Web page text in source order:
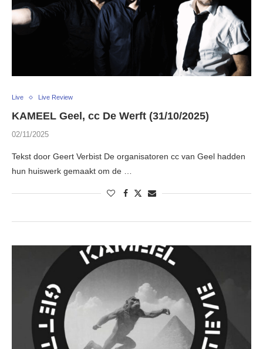
Live Live Review
KAMEEL Geel, cc De Werft (31/10/2025)
02/11/2025
Tekst door Geert Verbist De organisatoren cc van Geel hadden
hun huiswerk gemaakt om de …